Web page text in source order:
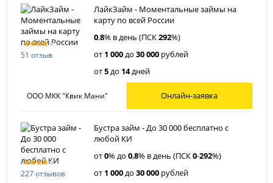
51 отзыв
ЛайкЗайм - Моментальные займы на
карту по всей России
0,8% в день (ПСК292%)
от 1 000до30 000 рублей
от5до 14дней
ООО МКК "Квик Мани" Онлайн-заявка
227 отзывов
Бустра займ - До 30 000 бесплатно с
любой КИ
от0% до0,8% в день (ПСК0-292%)
от 1 000до30 000 рублей